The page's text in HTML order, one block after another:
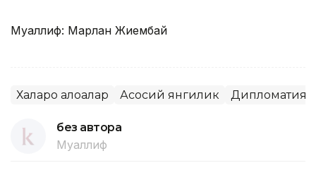
Муаллиф: Марлан Жиембай
Халқаро алоқалар Асосий янгилик Дипломатия
без автора
Муаллиф